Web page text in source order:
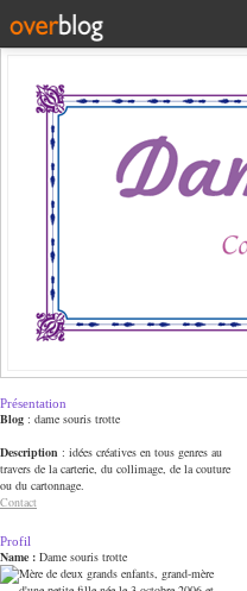
Présentation
Blog : dame souris trotte
Description : idées créatives en tous genres au
travers de la carterie, du collimage, de la couture
ou du cartonnage.
Contact
Profil
Name : Dame souris trotte